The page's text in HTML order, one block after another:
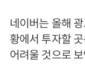
네이버는 올해
황에서 투자할
어려울 것으로